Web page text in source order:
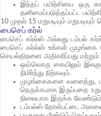
இந்தப் பயிற்சியை ஒரு
தனிமைப்படுத்தப்பட்ட
10 முதல் 15 மறுபடியும்
பைசெப் கர்ல்
பைசெப் கர்ல்ஸ் அல்லது டம்பல்
பைசெப் கர்ல்ஸ் உங்கள் முழங்கை
செயல்திறனை அதிகரிப்பது
ஒவ்வொரு கையிலும்
நிமிர்ந்து நிற்கவும்.
முழங்கைகளை வளைத்து,
நெருக்கமாக இருப்பதை
நிலையாக இருக்க
டம்பல்ஸ் தோள்பட்டை அளவை